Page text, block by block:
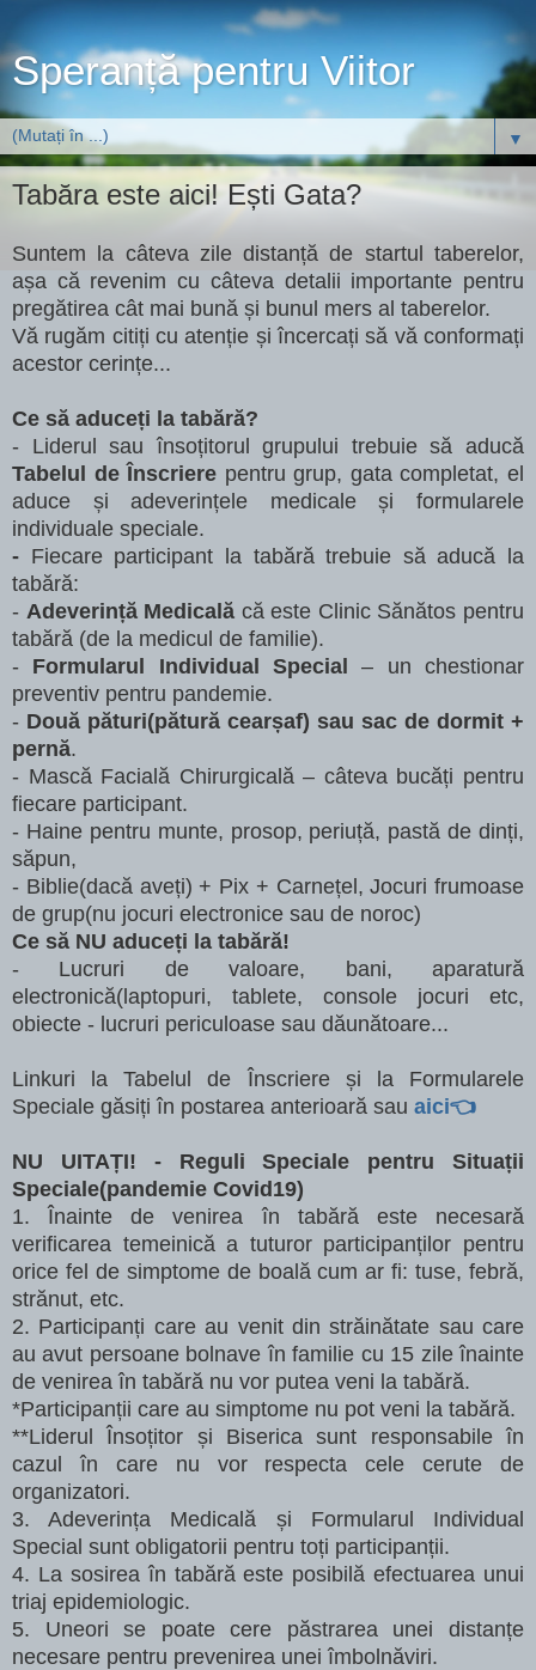
Speranță pentru Viitor
▼
Tabăra este aici! Ești Gata?
Suntem la câteva zile distanță de startul taberelor,
așa că revenim cu câteva detalii importante pentru
pregătirea cât mai bună și bunul mers al taberelor.
Vă rugăm citiți cu atenție și încercați să vă conformați
acestor cerințe...
Ce să aduceți la tabără?
- Liderul sau însoțitorul grupului trebuie să aducă
Tabelul de Înscriere pentru grup, gata completat, el
aduce și adeverințele medicale și formularele
individuale speciale.
- Fiecare participant la tabără trebuie să aducă la
tabără:
- Adeverință Medicală că este Clinic Sănătos pentru
tabără (de la medicul de familie).
- Formularul Individual Special– un chestionar
preventiv pentru pandemie.
- Două pături(pătură cearșaf) sau sac de dormit +
pernă.
- Mască Facială Chirurgicală – câteva bucăți pentru
fiecare participant.
- Haine pentru munte, prosop, periuță, pastă de dinți,
săpun,
- Biblie(dacă aveți) + Pix + Carnețel, Jocuri frumoase
de grup(nu jocuri electronice sau de noroc)
Ce să NU aduceți la tabără!
- Lucruri de valoare, bani, aparatură
electronică(laptopuri, tablete, console jocuri etc,
obiecte - lucruri periculoase sau dăunătoare...
Linkuri la Tabelul de Înscriere și la Formularele
Speciale găsiți în postarea anterioară sau aici👈
NU UITAȚI! - Reguli Speciale pentru Situații
Speciale(pandemie Covid19)
1. Înainte de venirea în tabără este necesară
verificarea temeinică a tuturor participanților pentru
orice fel de simptome de boală cum ar fi: tuse, febră,
strănut, etc.
2. Participanți care au venit din străinătate sau care
au avut persoane bolnave în familie cu 15 zile înainte
de venirea în tabără nu vor putea veni la tabără.
*Participanții care au simptome nu pot veni la tabără.
**Liderul Însoțitor și Biserica sunt responsabile în
cazul în care nu vor respecta cele cerute de
organizatori.
3. Adeverința Medicală și Formularul Individual
Special sunt obligatorii pentru toți participanții.
4. La sosirea în tabără este posibilă efectuarea unui
triaj epidemiologic.
5. Uneori se poate cere păstrarea unei distanțe
necesare pentru prevenirea unei îmbolnăviri.